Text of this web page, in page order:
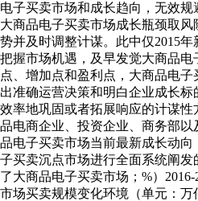
电子买卖市场和成长趋向，无效规
大商品电子买卖市场成长瓶颈取
势并及时调整计谋。此中仅2015年
把握市场机遇，及早发觉大商品
点、增加点和盈利点，大商品电
出准确运营决策和明白企业成长
效率地巩固或者拓展响应的计谋
品电商企业、投资企业、商务部
品电子买卖市场当前最新成长动
子买卖沉点市场进行全面系统阐
了大商品电子买卖市场；%）
市场买卖规模变化环境（单元：万